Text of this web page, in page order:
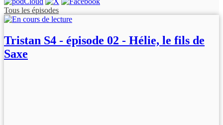
Tous les épisodes
Tristan S4 - épisode 02 - Hélie, le fils de
Saxe